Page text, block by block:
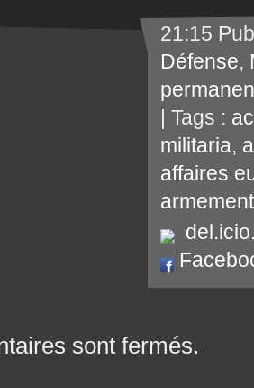
21:15
Défense,
| Tags :
militaria,
affaires
armement
sont fermés.